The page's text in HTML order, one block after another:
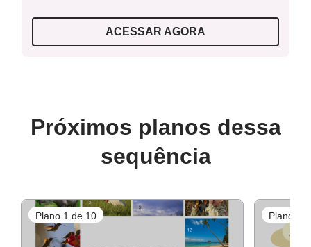
ACESSAR AGORA
Próximos planos dessa
sequência
Plano 1 de 10 Plano 2